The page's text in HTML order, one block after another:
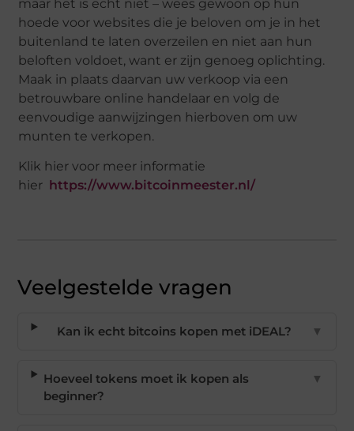
maar het is echt niet – wees gewoon op hun
hoede voor websites die je beloven om je in het
buitenland te laten overzeilen en niet aan hun
beloften voldoet, want er zijn genoeg oplichting.
Maak in plaats daarvan uw verkoop via een
betrouwbare online handelaar en volg de
eenvoudige aanwijzingen hierboven om uw
munten te verkopen.
Klik hier voor meer informatie
hier https://www.bitcoinmeester.nl/
Veelgestelde vragen
Kan ik echt bitcoins kopen met iDEAL? ▼
Hoeveel tokens moet ik kopen als
beginner?
▼